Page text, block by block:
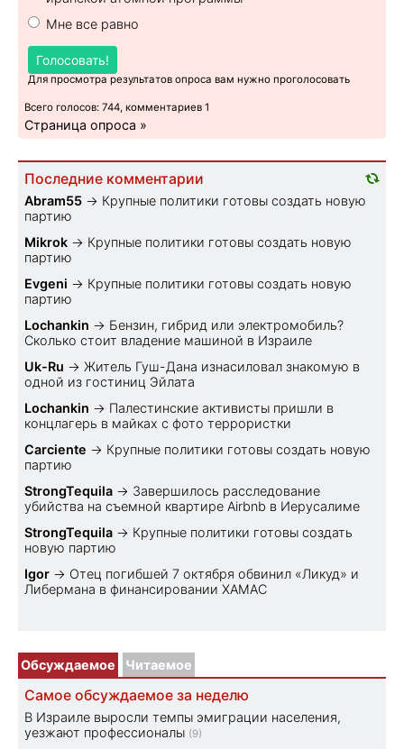
Мне все равно
Голосовать!
Для просмотра результатов опроса вам нужно проголосовать
Всего голосов: 744, комментариев 1
Страница опроса »
Последние комментарии
Abram55 → Крупные политики готовы создать новую
партию
Mikrok → Крупные политики готовы создать новую
партию
Evgeni → Крупные политики готовы создать новую
партию
Lochankin → Бензин, гибрид или электромобиль?
Cколько стоит владение машиной в Израиле
Uk-Ru → Житель Гуш-Дана изнасиловал знакомую в
одной из гостиниц Эйлата
Lochankin → Палестинские активисты пришли в
концлагерь в майках с фото террористки
Carciente → Крупные политики готовы создать новую
партию
StrongTequila → Завершилось расследование
убийства на съемной квартире Airbnb в Иерусалиме
StrongTequila → Крупные политики готовы создать
новую партию
Igor → Отец погибшей 7 октября обвинил «Ликуд» и
Либермана в финансировании ХАМАС
Обсуждаемое Читаемое
Самое обсуждаемое за неделю
В Израиле выросли темпы эмиграции населения,
уезжают профессионалы (9)